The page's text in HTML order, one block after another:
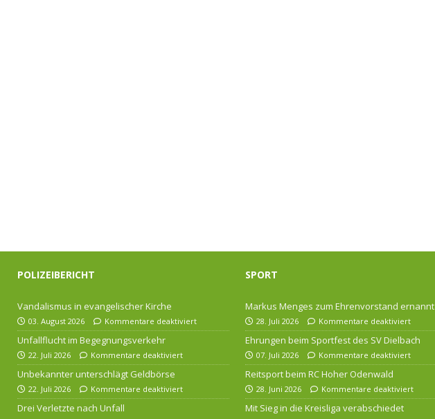
POLIZEIBERICHT
Vandalismus in evangelischer Kirche
03. August 2026 Kommentare deaktiviert
Unfallflucht im Begegnungsverkehr
22. Juli 2026 Kommentare deaktiviert
Unbekannter unterschlägt Geldbörse
22. Juli 2026 Kommentare deaktiviert
Drei Verletzte nach Unfall
SPORT
Markus Menges zum Ehrenvorstand ernannt
28. Juli 2026 Kommentare deaktiviert
Ehrungen beim Sportfest des SV Dielbach
07. Juli 2026 Kommentare deaktiviert
Reitsport beim RC Hoher Odenwald
28. Juni 2026 Kommentare deaktiviert
Mit Sieg in die Kreisliga verabschiedet